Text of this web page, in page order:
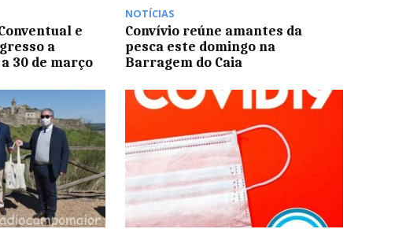
e
a
30 de março
NOTÍCIAS
Convívio reúne amantes da
pesca este domingo na
Barragem do Caia